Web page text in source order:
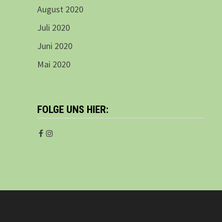
August 2020
Juli 2020
Juni 2020
Mai 2020
FOLGE UNS HIER: